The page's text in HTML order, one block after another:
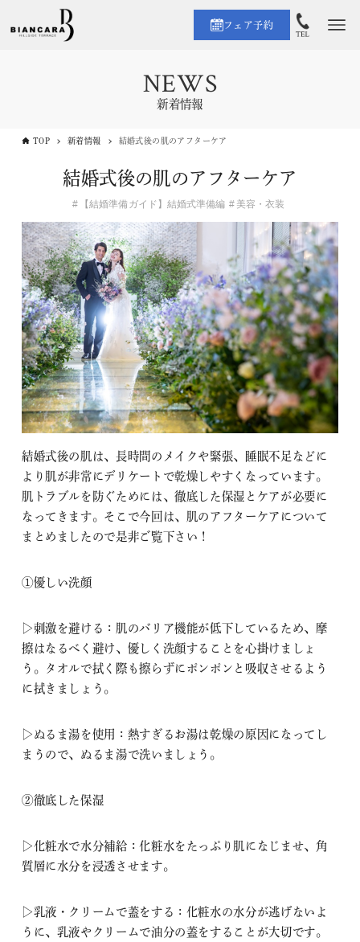
フェア予約
NEWS
新着情報
TOP 新着情報 結婚式後の肌のアフターケア
結婚式後の肌のアフターケア
【結婚準備ガイド】結婚式準備編 美容・衣装
結婚式後の肌は、長時間のメイクや緊張、睡眠不足などに
より肌が非常にデリケートで乾燥しやすくなっています。
肌トラブルを防ぐためには、徹底した保湿とケアが必要に
なってきます。そこで今回は、肌のアフターケアについて
まとめましたので是非ご覧下さい！
①優しい洗顔
▷刺激を避ける：肌のバリア機能が低下しているため、摩
擦はなるべく避け、優しく洗顔することを心掛けましょ
う。タオルで拭く際も擦らずにポンポンと吸収させるよう
に拭きましょう。
▷ぬるま湯を使用：熱すぎるお湯は乾燥の原因になってし
まうので、ぬるま湯で洗いましょう。
②徹底した保湿
▷化粧水で水分補給：化粧水をたっぷり肌になじませ、角
質層に水分を浸透させます。
▷乳液・クリームで蓋をする：化粧水の水分が逃げないよ
うに、乳液やクリームで油分の蓋をすることが大切です。